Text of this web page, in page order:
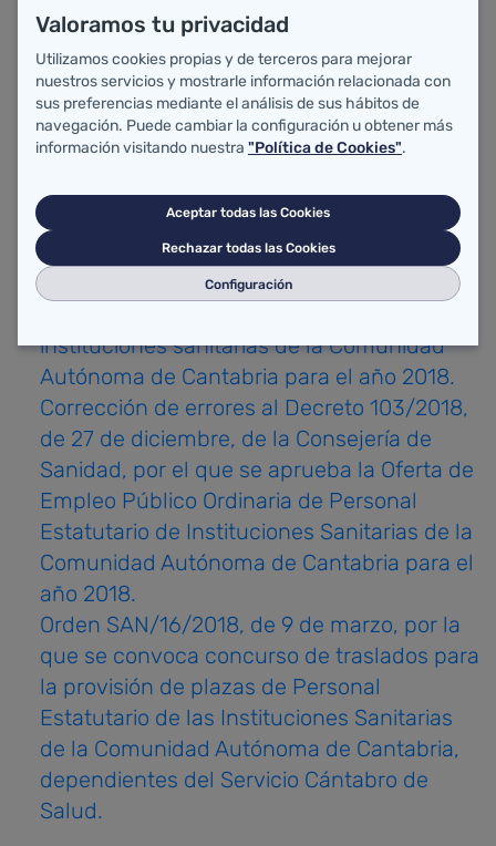
Especializada en el ámbito del Servicio
Cántabro de Salud.
Acuerdo sobre condiciones de trabajo del
personal de los Servicios de Urgencia de
Atención Primaria y del Servicio de
Emergencias 061 del Servicio Cántabro de
Salud.
Decreto 103/2018, de 27 de diciembre, por
el que se aprueba la Oferta de Empleo
instituciones sanitarias de la Comunidad
Autónoma de Cantabria para el año 2018.
Corrección de errores al Decreto 103/2018,
de 27 de diciembre, de la Consejería de
Sanidad, por el que se aprueba la Oferta de
Empleo Público Ordinaria de Personal
Estatutario de Instituciones Sanitarias de la
Comunidad Autónoma de Cantabria para el
año 2018.
Orden SAN/16/2018, de 9 de marzo, por la
que se convoca concurso de traslados para
la provisión de plazas de Personal
Estatutario de las Instituciones Sanitarias
de la Comunidad Autónoma de Cantabria,
dependientes del Servicio Cántabro de
Salud.
Valoramos tu privacidad
Utilizamos cookies propias y de terceros para mejorar
nuestros servicios y mostrarle información relacionada con
sus preferencias mediante el análisis de sus hábitos de
navegación. Puede cambiar la configuración u obtener más
información visitando nuestra "Política de Cookies".
Aceptar todas las Cookies
Rechazar todas las Cookies
Configuración